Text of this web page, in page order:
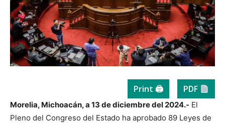
Print 🖨 PDF
Morelia, Michoacán, a 13 de diciembre del 2024.- El
Pleno del Congreso del Estado ha aprobado 89 Leyes de